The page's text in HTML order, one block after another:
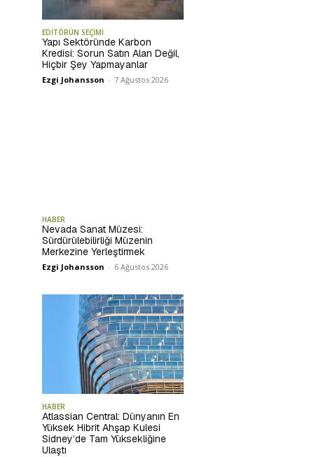
EDİTÖRÜN SEÇİMİ
Yapı Sektöründe Karbon
Kredisi: Sorun Satın Alan Değil,
Hiçbir Şey Yapmayanlar
Ezgi Johansson - 7 Ağustos 2026
HABER
Nevada Sanat Müzesi:
Sürdürülebilirliği Müzenin
Merkezine Yerleştirmek
Ezgi Johansson - 6 Ağustos 2026
HABER
Atlassian Central: Dünyanın En
Yüksek Hibrit Ahşap Kulesi
Sidney’de Tam Yüksekliğine
Ulaştı